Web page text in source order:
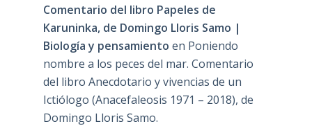
Comentario del libro Papeles de
Karuninka, de Domingo Lloris Samo |
Biología y pensamiento en Poniendo
nombre a los peces del mar. Comentario
del libro Anecdotario y vivencias de un
Ictiólogo (Anacefaleosis 1971 – 2018), de
Domingo Lloris Samo.